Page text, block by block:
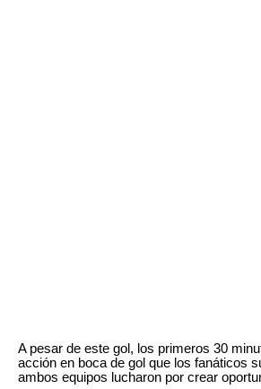
A pesar de este gol, los primeros 30
acción en boca de gol que los fanáticos
ambos equipos lucharon por crear